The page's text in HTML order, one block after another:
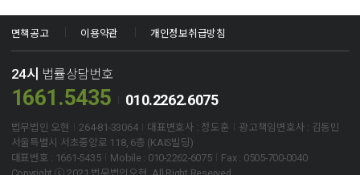
면책공고 이용약관 개인정보취급방침
24시 법률상담번호
1661.5435 010.2262.6075
법무법인 오현 264-81-33064 대표변호사 : 정도훈
광고책임변호사 : 김동민
서울특별시 서초중앙로 118, 6층 (KAIS빌딩)
대표번호 : 1661-5435
Mobile : 010-2262-6075
Fax : 0505-700-0040